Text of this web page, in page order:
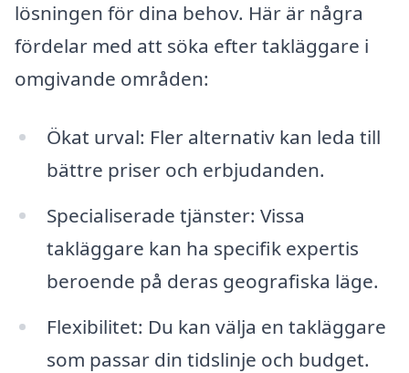
lösningen för dina behov. Här är några
fördelar med att söka efter takläggare i
omgivande områden:
Ökat urval: Fler alternativ kan leda till
bättre priser och erbjudanden.
Specialiserade tjänster: Vissa
takläggare kan ha specifik expertis
beroende på deras geografiska läge.
Flexibilitet: Du kan välja en takläggare
som passar din tidslinje och budget.